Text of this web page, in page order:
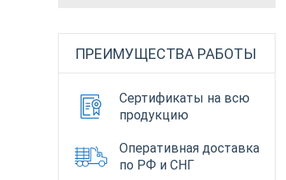
ПРЕИМУЩЕСТВА РАБОТЫ
Сертификаты на всю
продукцию
Оперативная доставка
по РФ и СНГ